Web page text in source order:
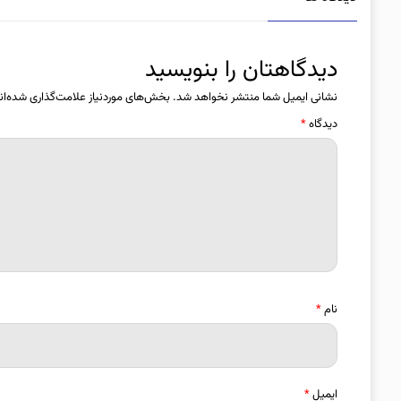
دیدگاهتان را بنویسید
نشانی ایمیل شما منتشر نخواهد شد. بخش‌های موردنیاز علامت‌گذاری
دیدگاه*
نام*
ایمیل*